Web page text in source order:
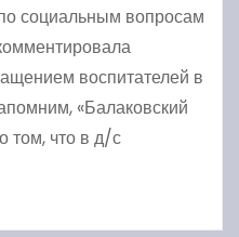
социальным вопросам
воспитателей в
«Балаковский
том, что в д/с